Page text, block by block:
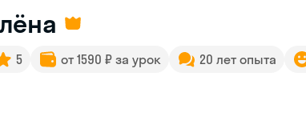
5 от 1590 ₽ за урок 20 лет опыта